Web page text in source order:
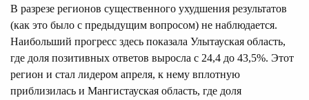
В разрезе регионов существенного ухудшения результатов
(как это было с предыдущим вопросом) не наблюдается.
Наибольший прогресс здесь показала Улытауская область,
где доля позитивных ответов выросла с 24,4 до 43,5%. Этот
регион и стал лидером апреля, к нему вплотную
приблизилась и Мангистауская область, где доля